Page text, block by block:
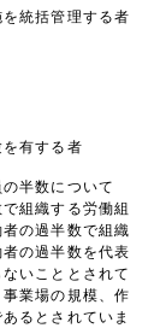
統括管理する者
有する者
半数について
組織する労働組
の過半数で組織
の過半数を代表
いこととされて
業場の規模、作
るとされていま